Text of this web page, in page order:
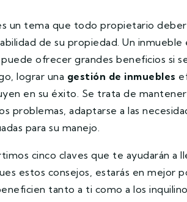
un tema que todo propietario
de su propiedad. Un inmueble
ofrecer grandes beneficios si
lograr una gestión de inmuebles
en su éxito. Se trata de
problemas, adaptarse a las
para su manejo.
cinco claves que te ayudarán a
estos consejos, estarás en mejor
tanto a ti como a los